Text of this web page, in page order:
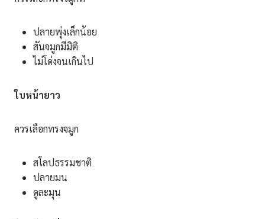
ปลายพุ่งเล็กน้อย
สันจมูกมีมิติ
ไม่โด่งจนเกินไป
ใบหน้ายาว
ควรเลือกทรงจมูก
สโลปธรรมชาติ
ปลายมน
ดูละมุน